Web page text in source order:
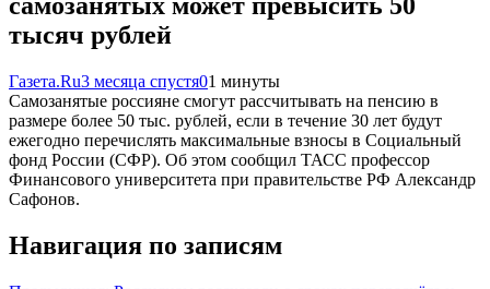
тысяч рублей
Газета.Ru3 месяца спустя01 минуты
Самозанятые россияне смогут рассчитывать на пенсию в
размере более 50 тыс. рублей, если в течение 30 лет будут
ежегодно перечислять максимальные взносы в Социальный
фонд России (СФР). Об этом сообщил ТАСС профессор
Финансового университета при правительстве РФ Александр
Сафонов.
Навигация по записям